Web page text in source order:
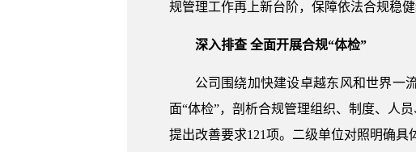
规管理工作再上新台阶，保障依法合规稳健
深入排查 全面开展合规“体检”
公司围绕加快建设卓越东风和世界一
面“体检”，剖析合规管理组织、制度、人
提出改善要求121项。二级单位对照明确具